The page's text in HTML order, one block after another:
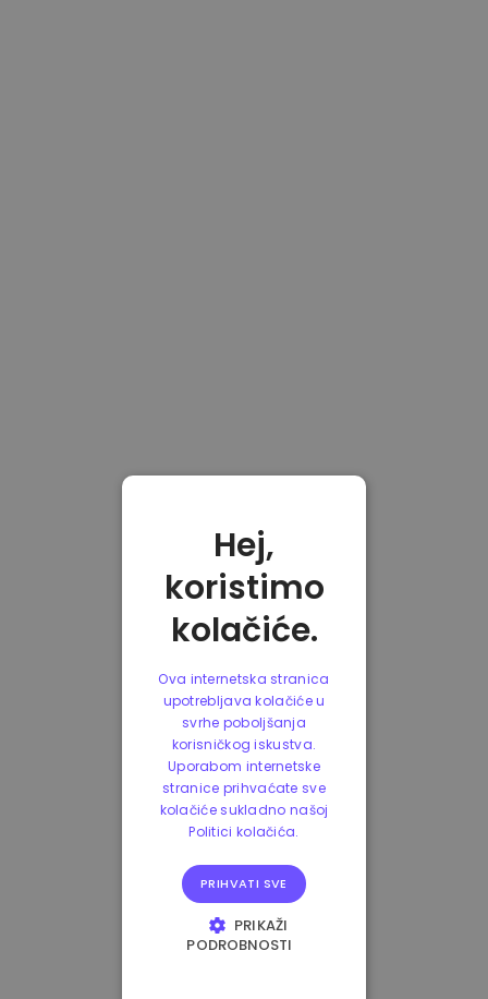
Hej,
koristimo
kolačiće.
Ova internetska stranica
upotrebljava kolačiće u
svrhe poboljšanja
korisničkog iskustva.
Uporabom internetske
stranice prihvaćate sve
kolačiće sukladno našoj
Politici kolačića.
PRIHVATI SVE
PRIKAŽI
PODROBNOSTI